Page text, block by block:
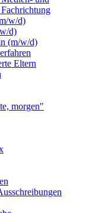
w/d)
d)
(m/w/d)
Eltern
morgen"